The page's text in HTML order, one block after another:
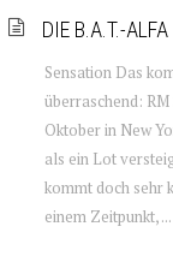
DIE B.A.T.-ALFA
Sensation Das
überraschend: RM
Oktober in New
als ein Lot
kommt doch sehr
einem Zeitpunkt, ...